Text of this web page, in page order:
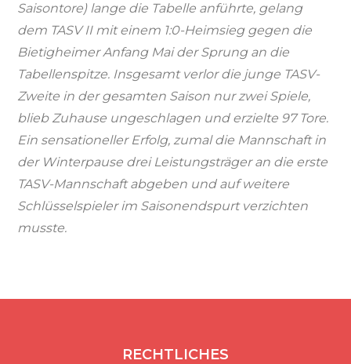
Saisontore) lange die Tabelle anführte, gelang
dem TASV II mit einem 1:0-Heimsieg gegen die
Bietigheimer Anfang Mai der Sprung an die
Tabellenspitze. Insgesamt verlor die junge TASV-
Zweite in der gesamten Saison nur zwei Spiele,
blieb Zuhause ungeschlagen und erzielte 97 Tore.
Ein sensationeller Erfolg, zumal die Mannschaft in
der Winterpause drei Leistungsträger an die erste
TASV-Mannschaft abgeben und auf weitere
Schlüsselspieler im Saisonendspurt verzichten
musste.
RECHTLICHES